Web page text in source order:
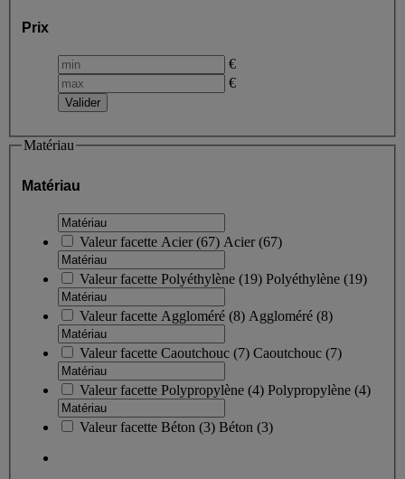
Prix
€
€
Matériau
Matériau
Valeur facette Acier(67) Acier(67)
Valeur facette Polyéthylène (19) Polyéthylène (19)
Valeur facette Aggloméré (8) Aggloméré (8)
Valeur facette Caoutchouc (7) Caoutchouc (7)
Valeur facette Polypropylène (4) Polypropylène (4)
Valeur facette Béton (3) Béton (3)